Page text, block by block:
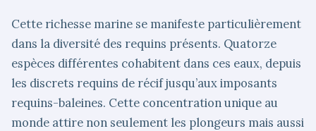
Cette richesse marine se manifeste particulièrement
dans la diversité des requins présents. Quatorze
espèces différentes cohabitent dans ces eaux, depuis
les discrets requins de récif jusqu’aux imposants
requins-baleines. Cette concentration unique au
monde attire non seulement les plongeurs mais aussi